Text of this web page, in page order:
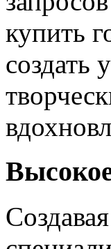
купить
создать